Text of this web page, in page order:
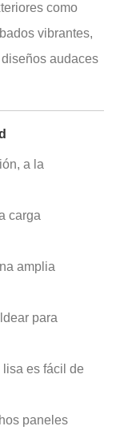
como
vibrantes,
audaces
a la
carga
amplia
para
lisa es fácil de
paneles